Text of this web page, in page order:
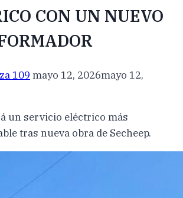
CON UN NUEVO
109 mayo 12, 2026mayo 12,
un servicio eléctrico más
tras nueva obra de Secheep.